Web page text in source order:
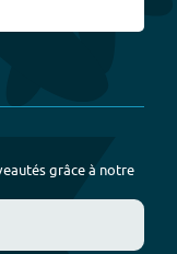
grâce à notre